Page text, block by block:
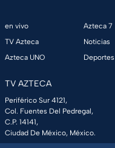
en vivo
TV Azteca
Azteca UNO
Azteca 7
Noticias
Deportes
TV AZTECA
Periférico Sur 4121,
Col. Fuentes Del Pedregal,
C.P. 14141,
Ciudad De México, México.